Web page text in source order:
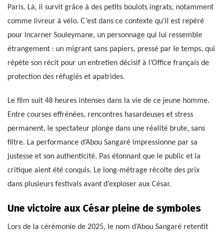
Paris. Là, il survit grâce à des petits boulots ingrats, notamment
comme livreur à vélo. C’est dans ce contexte qu’il est repéré
pour incarner Souleymane, un personnage qui lui ressemble
étrangement : un migrant sans papiers, pressé par le temps, qui
répète son récit pour un entretien décisif à l’Office français de
protection des réfugiés et apatrides.
Le film suit 48 heures intenses dans la vie de ce jeune homme.
Entre courses effrénées, rencontres hasardeuses et stress
permanent, le spectateur plonge dans une réalité brute, sans
filtre. La performance d’Abou Sangaré impressionne par sa
justesse et son authenticité. Pas étonnant que le public et la
critique aient été conquis. Le long-métrage récolte des prix
dans plusieurs festivals avant d’exploser aux César.
Une victoire aux César pleine de symboles
Lors de la cérémonie de 2025, le nom d’Abou Sangaré retentit